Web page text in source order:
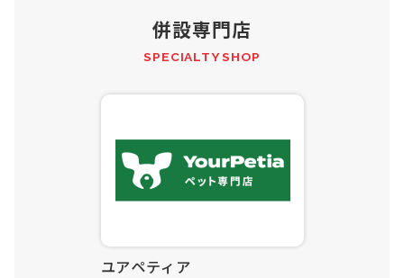
併設専門店
SPECIALTY SHOP
ユアペティア